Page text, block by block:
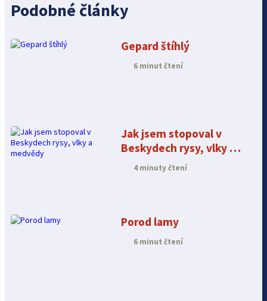
Podobné články
Gepard štíhlý
6 minut čtení
Jak jsem stopoval v
Beskydech rysy, vlky a
medvědy
4 minuty čtení
Porod lamy
6 minut čtení